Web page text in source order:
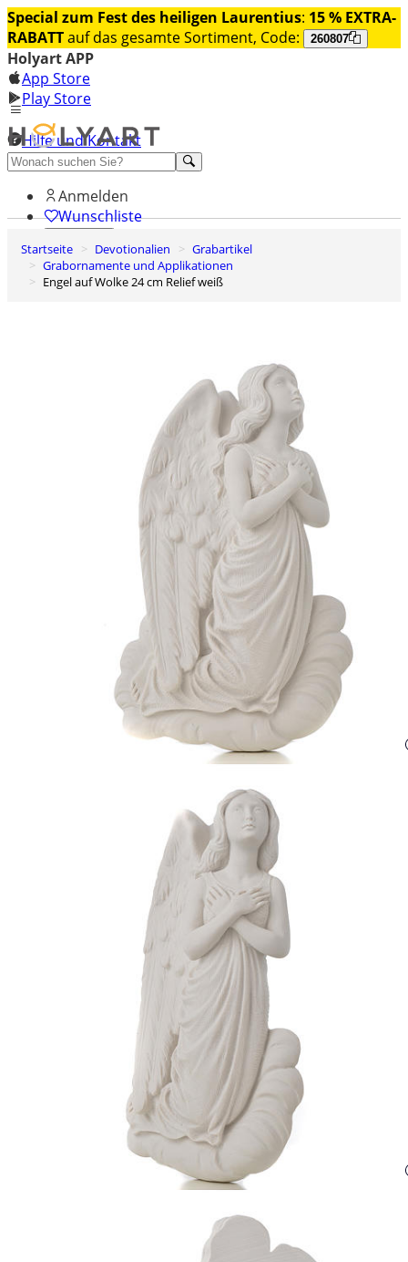
Special zum Fest des heiligen Laurentius: 15 % EXTRA-
RABATTauf das gesamte Sortiment, Code: 260807
Holyart APP
App Store
Play Store
Hilfe und Kontakt
Entdecken Sie Premium
Anmelden
Wunschliste
0
Warenkorb
Startseite Devotionalien
Grabartikel
Grabornamente und Applikationen
Engel auf Wolke 24 cm Relief weiß